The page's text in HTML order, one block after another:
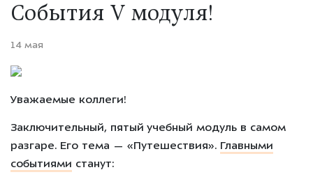
Cобытия V модуля!
14 мая
Уважаемые коллеги!
Заключительный, пятый учебный модуль в самом
разгаре. Его тема — «Путешествия». Главными
событиями станут: